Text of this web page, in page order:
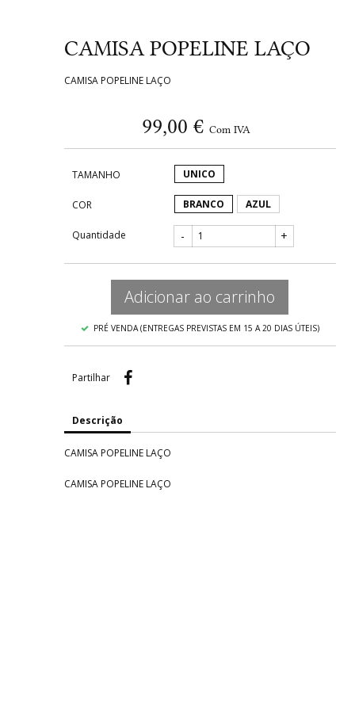
CAMISA POPELINE LAÇO
CAMISA POPELINE LAÇO
99,00 € Com IVA
TAMANHO UNICO
COR BRANCO AZUL
Quantidade - +
Adicionar ao carrinho
PRÉ VENDA (ENTREGAS PREVISTAS EM 15 A 20 DIAS ÚTEIS)
Partilhar
Descrição
CAMISA POPELINE LAÇO
CAMISA POPELINE LAÇO